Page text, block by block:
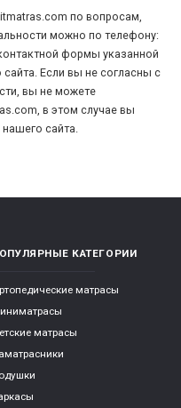
по вопросам,
можно по телефону:
формы указанной
Если вы не согласны с
вы не можете
в этом случае вы
сайта.
КАТЕГОРИИ
матрасы
матрасы